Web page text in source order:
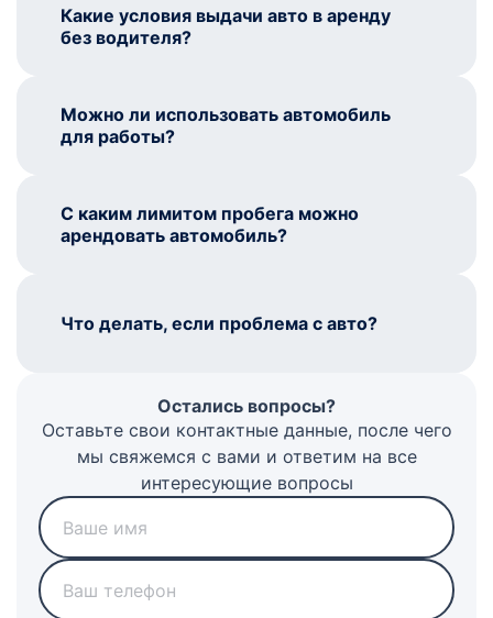
Какие условия выдачи авто в аренду
без водителя?
Можно ли использовать автомобиль
для работы?
С каким лимитом пробега можно
арендовать автомобиль?
Что делать, если проблема с авто?
Остались вопросы?
Оставьте свои контактные данные, после чего
мы свяжемся с вами и ответим на все
интересующие вопросы